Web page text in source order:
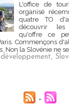
L'office de
organisé
quatre TO
découvrir les
qu'offre ce
Commençons
Non la Slovénie ne
développement,